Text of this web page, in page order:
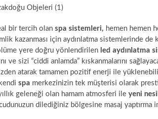
bir tercih olan spa sistemleri, hemen hemen
kazanması için aydınlatma sistemlerinde
yere doğru yönlendirilen led aydınlatma
ve sizi “ciddi anlamda” kıskanmalarını
atarak tamamen pozitif enerji ile
spa merkezinizin tek müşterisi olarak
geleneği olan hamam atmosferi ile yeni
dilediğiniz bölgesine masaj yaptırma